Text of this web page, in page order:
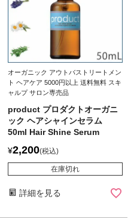
オーガニック アウトバストリートメン
ト ヘアケア 5000円以上 送料無料 スキ
ャルプ サロン専売品
product プロダクトオーガニ
ック ヘアシャインセラム
50ml Hair Shine Serum
¥2,200 税込
在庫切れ
詳細を見る